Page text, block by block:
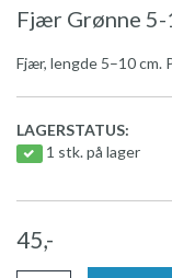
Fjær Grønne 5-
Fjær, lengde 5–10 cm.
LAGERSTATUS:
1 stk. på lager
45,-